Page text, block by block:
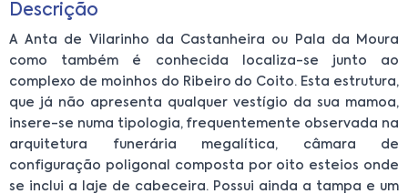
Descrição
A Anta de Vilarinho da Castanheira ou Pala da Moura
como também é conhecida localiza-se junto ao
complexo de moinhos do Ribeiro do Coito. Esta estrutura,
que já não apresenta qualquer vestígio da sua mamoa,
insere-se numa tipologia, frequentemente observada na
arquitetura funerária megalítica, câmara de
configuração poligonal composta por oito esteios onde
se inclui a laje de cabeceira. Possui ainda a tampa e um